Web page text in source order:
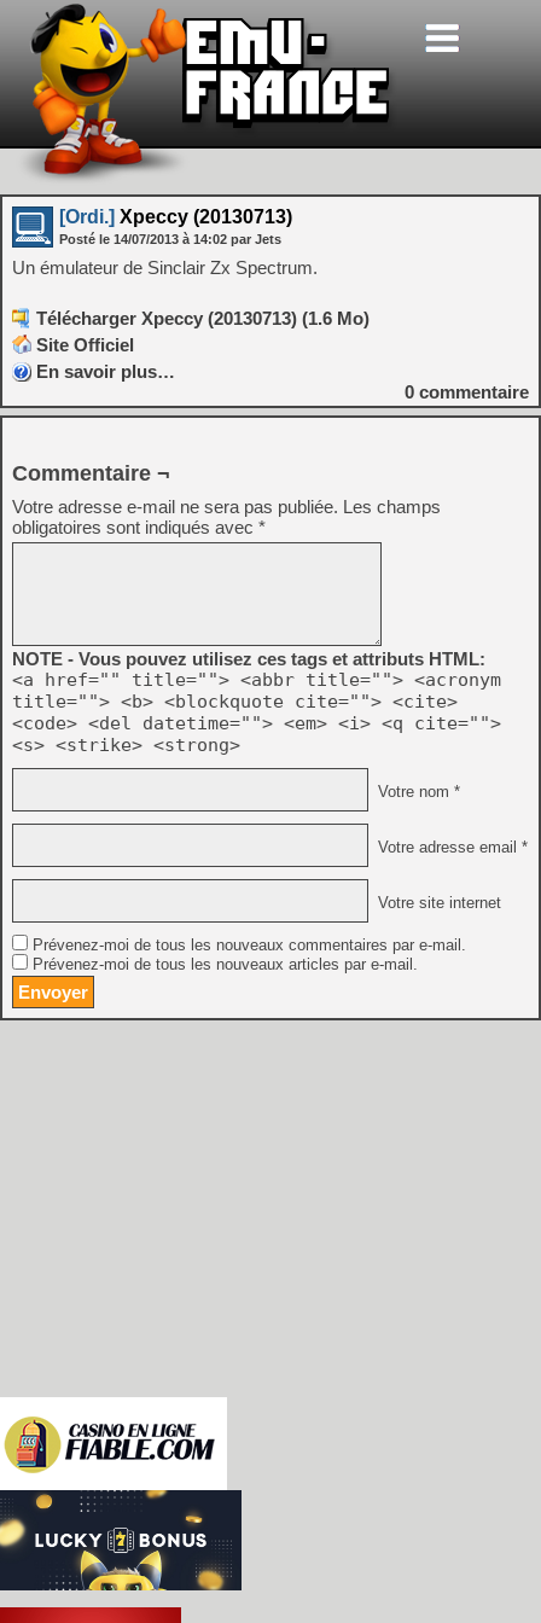
[Ordi.] Xpeccy (20130713)
Posté le 14/07/2013 à 14:02 par Jets
Un émulateur de Sinclair Zx Spectrum.
Télécharger Xpeccy (20130713) (1.6 Mo)
Site Officiel
En savoir plus…
0 commentaire
Commentaire ¬
Votre adresse e-mail ne sera pas publiée. Les champs
obligatoires sont indiqués avec *
NOTE - Vous pouvez utilisez ces tags et attributs HTML:
<a href="" title=""> <abbr title=""> <acronym
title=""> <b> <blockquote cite=""> <cite>
<code> <del datetime=""> <em> <i> <q cite="">
<s> <strike> <strong>
Votre nom *
Votre adresse email *
Votre site internet
Prévenez-moi de tous les nouveaux commentaires par e-mail.
Prévenez-moi de tous les nouveaux articles par e-mail.